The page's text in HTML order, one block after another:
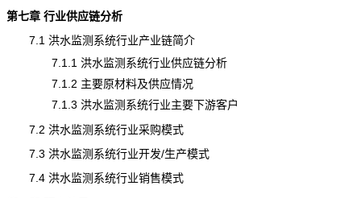
第七章 行业供应链分析
7.1 洪水监测系统行业产业链简介
7.1.1 洪水监测系统行业供应链分析
7.1.2 主要原材料及供应情况
7.1.3 洪水监测系统行业主要下游客户
7.2 洪水监测系统行业采购模式
7.3 洪水监测系统行业开发/生产模式
7.4 洪水监测系统行业销售模式